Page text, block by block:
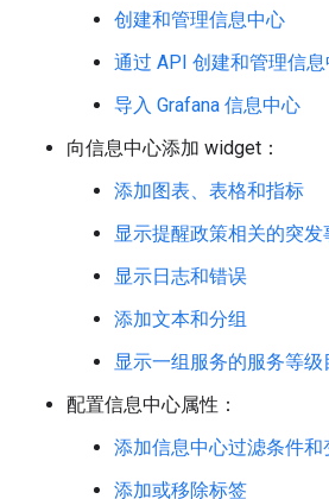
创建和管理信息中心
通过 API 创建和管理信
导入 Grafana 信息中心
向信息中心添加 widget：
添加图表、表格和指标
显示提醒政策相关的突发
显示日志和错误
添加文本和分组
显示一组服务的服务等级
配置信息中心属性：
添加信息中心过滤条件和
添加或移除标签